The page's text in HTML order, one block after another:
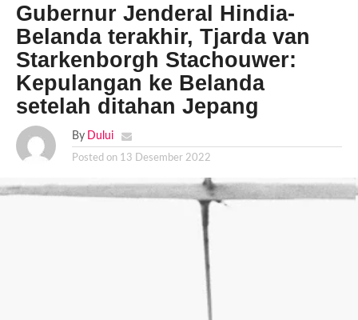
Gubernur Jenderal Hindia-
Belanda terakhir, Tjarda van
Starkenborgh Stachouwer:
Kepulangan ke Belanda
setelah ditahan Jepang
By Dului
Posted on 13 Desember 2022